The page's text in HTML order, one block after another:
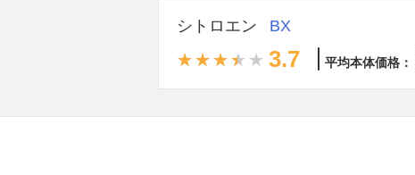
シトロエン BX
3.7 平均本体価格：